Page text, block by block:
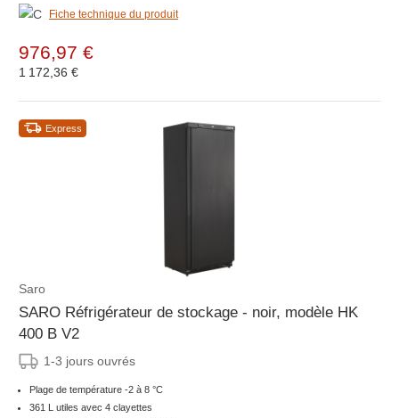
Fiche technique du produit
976,97 €
1 172,36 €
Express
Saro
SARO Réfrigérateur de stockage - noir, modèle HK
400 B V2
1-3 jours ouvrés
Plage de température -2 à 8 °C
361 L utiles avec 4 clayettes